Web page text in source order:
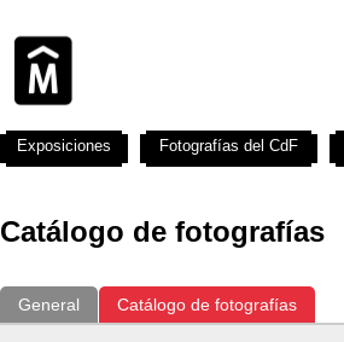
Catálogo de fotografías
General Catálogo de fotografías
Exposiciones Fotografías del CdF